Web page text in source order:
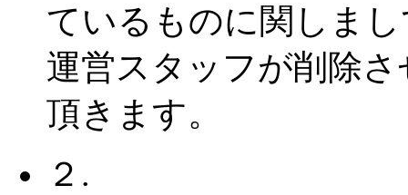
ているものに関しま
運営スタッフが削除さ
頂きます。
２.